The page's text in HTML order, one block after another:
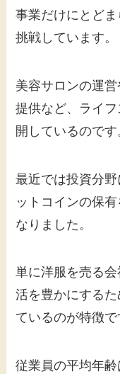
事業だけにとど
挑戦しています。
美容サロンの運
提供など、ライ
開しているのです
最近では投資分
ットコインの保
なりました。
単に洋服を売る
活を豊かにする
ているのが特徴で
従業員の平均年